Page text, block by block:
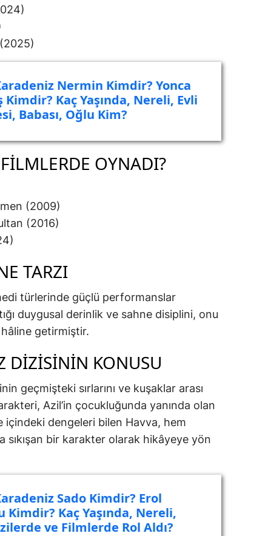
Nermin Kimdir? Yonca
Kimdir? Kaç Yaşında, Nereli, Evli
Babası, Oğlu Kim?
OYNADI?
(2009)
(2016)
TARZI
türlerinde güçlü performanslar
duygusal derinlik ve sahne disiplini, onu
getirmiştir.
DIZISININ KONUSU
geçmişteki sırlarını ve kuşaklar arası
Azil’in çocukluğunda yanında olan
dengeleri bilen Havva, hem
sıkışan bir karakter olarak hikâyeye yön
Sado Kimdir? Erol
Kimdir? Kaç Yaşında, Nereli,
ve Filmlerde Rol Aldı?